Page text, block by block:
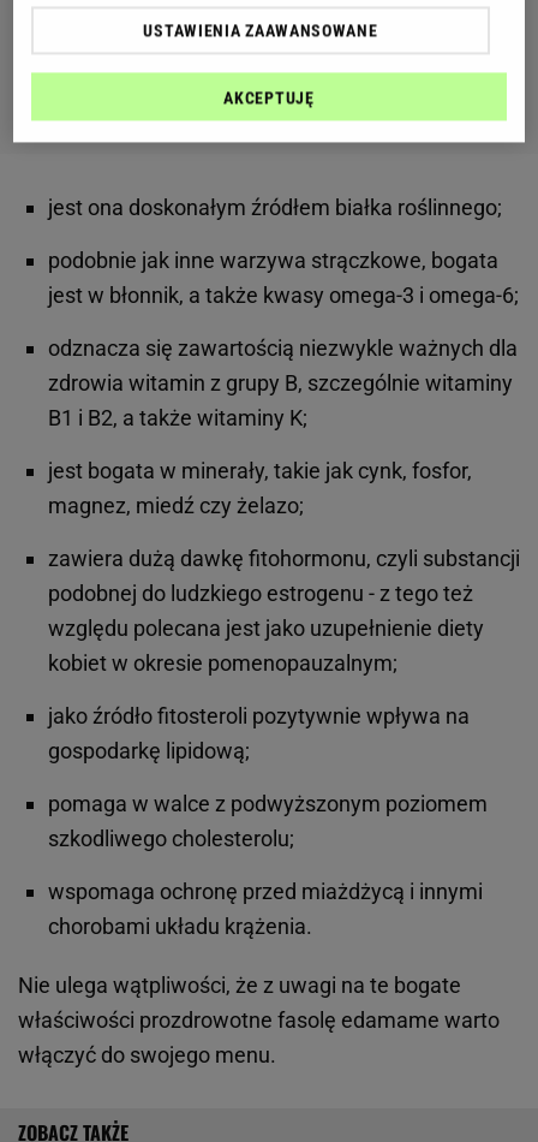
jest ona doskonałym źródłem białka roślinnego;
podobnie jak inne warzywa strączkowe, bogata
jest w błonnik, a także kwasy omega-3 i omega-6;
odznacza się zawartością niezwykle ważnych dla
zdrowia witamin z grupy B, szczególnie witaminy
B1 i B2, a także witaminy K;
jest bogata w minerały, takie jak cynk, fosfor,
magnez, miedź czy żelazo;
zawiera dużą dawkę fitohormonu, czyli substancji
podobnej do ludzkiego estrogenu - z tego też
względu polecana jest jako uzupełnienie diety
kobiet w okresie pomenopauzalnym;
jako źródło fitosteroli pozytywnie wpływa na
gospodarkę lipidową;
pomaga w walce z podwyższonym poziomem
szkodliwego cholesterolu;
wspomaga ochronę przed miażdżycą i innymi
chorobami układu krążenia.
Nie ulega wątpliwości, że z uwagi na te bogate
właściwości prozdrowotne fasolę edamame warto
włączyć do swojego menu.
USTAWIENIA ZAAWANSOWANE
AKCEPTUJĘ